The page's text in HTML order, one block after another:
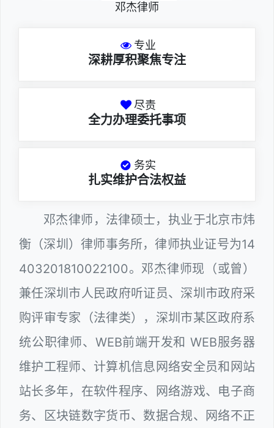
邓杰律师
专业
深耕厚积聚焦专注
尽责
全力办理委托事项
务实
扎实维护合法权益
邓杰律师，法律硕士，执业于北京市炜
衡（深圳）律师事务所，律师执业证号为14
403201810022100。邓杰律师现（或曾）
兼任深圳市人民政府听证员、深圳市政府采
购评审专家（法律类），深圳市某区政府系
统公职律师、WEB前端开发和 WEB服务器
维护工程师、计算机信息网络安全员和网站
站长多年，在软件程序、网络游戏、电子商
务、区块链数字货币、数据合规、网络不正